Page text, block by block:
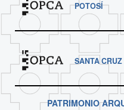
POTOSÍ
SANTA CRUZ
PATRIMONIO